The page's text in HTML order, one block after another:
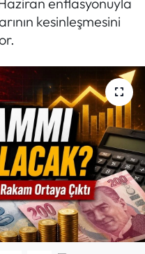
kesinleşmesini